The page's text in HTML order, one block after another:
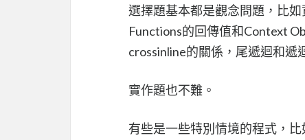
選擇題基本都是觀念問題，比
Functions的回傳值和Context
crossinline的關係，尾遞迴和遞
實作題也不難。
有些是一些特別情境的程式，